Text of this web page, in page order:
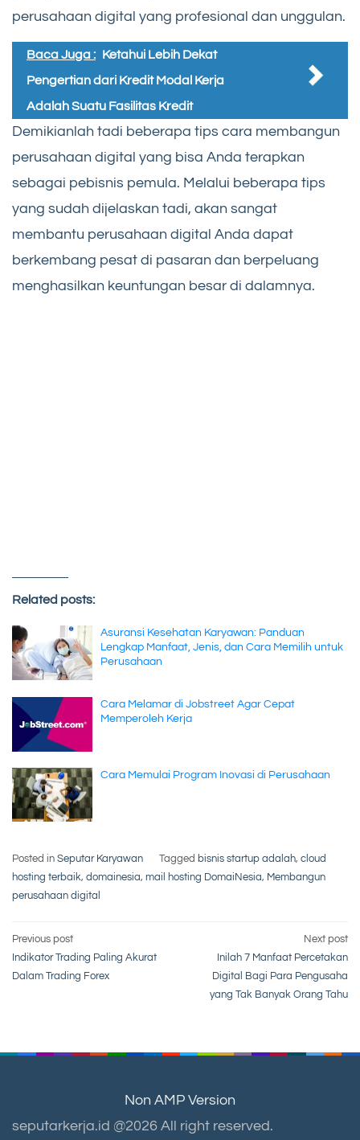
perusahaan digital yang profesional dan unggulan.
Baca Juga : Ketahui Lebih Dekat
Pengertian dari Kredit Modal Kerja
Adalah Suatu Fasilitas Kredit
Demikianlah tadi beberapa tips cara membangun
perusahaan digital yang bisa Anda terapkan
sebagai pebisnis pemula. Melalui beberapa tips
yang sudah dijelaskan tadi, akan sangat
membantu perusahaan digital Anda dapat
berkembang pesat di pasaran dan berpeluang
menghasilkan keuntungan besar di dalamnya.
Related posts:
Asuransi Kesehatan Karyawan: Panduan
Lengkap Manfaat, Jenis, dan Cara Memilih untuk
Perusahaan
Cara Melamar di Jobstreet Agar Cepat
Memperoleh Kerja
Cara Memulai Program Inovasi di Perusahaan
Posted in Seputar Karyawan Tagged bisnis startup adalah, cloud
hosting terbaik, domainesia, mail hosting DomaiNesia, Membangun
perusahaan digital
Post
navigation
Previous post
Indikator Trading Paling Akurat
Dalam Trading Forex
Next post
Inilah 7 Manfaat Percetakan
Digital Bagi Para Pengusaha
yang Tak Banyak Orang Tahu
Non AMP Version
seputarkerja.id @2026 All right reserved.